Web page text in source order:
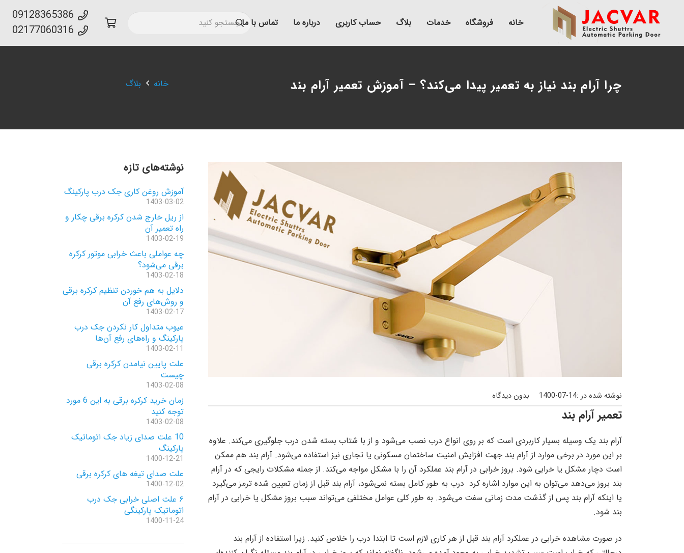
خانه فروشگاه خدمات بلاگ حساب کاربری درباره ما تماس با ما
09128365386
02177060316
چرا آرام بند نیاز به تعمیر پیدا می‌کند؟ – آموزش تعمیر آرام بند خانه بلاگ
نوشته شده در :1400-07-14 بدون دیدگاه
تعمیر آرام بند
آرام بند یک وسیله بسیار کاربردی است که بر روی انواع درب نصب می‌شود و از با شتاب بسته شدن درب جلوگیری می‌کند. علاوه
بر این مورد در برخی موارد از آرام بند جهت افزایش امنیت ساختمان مسکونی یا تجاری نیز استفاده می‌شود. آرام بند هم ممکن
است دچار مشکل یا خرابی شود‌. بروز خرابی در آرام بند عملکرد آن را با مشکل مواجه می‌کند. از جمله مشکلات رایجی که در آرام
بند بروز می‌دهد می‌توان به این موارد اشاره کرد درب به طور کامل بسته نمی‌شود، آرام بند قبل از زمان تعیین شده ترمز می‌گیرد
یا اینکه آرام بند پس از گذشت مدت زمانی سفت می‌شود. به طور کلی عوامل مختلفی می‌تواند سبب بروز مشکل یا خرابی در آرام
بند شود.
در صورت مشاهده خرابی در عملکرد آرام بند قبل از هر کاری لازم است تا ابتدا درب را خلاص کنید. زیرا استفاده از آرام بند
نوشته‌های تازه
آموزش روغن کاری جک درب پارکینگ
1403-03-02
از ریل خارج شدن کرکره برقی چکار و
راه تعمیر آن
1403-02-19
چه عواملی باعث خرابی موتور کرکره
برقی می‌شود؟
1403-02-18
دلایل به هم خوردن تنظیم کرکره برقی
و روش‌های رفع آن
1403-02-17
عیوب متداول کار نکردن جک درب
پارکینگ و راه‌های رفع آن‌ها
1403-02-11
علت پایین نیامدن کرکره برقی
چیست
1403-02-08
زمان خرید کرکره برقی به این 6 مورد
توجه کنید
1403-02-08
10 علت صدای زیاد جک اتوماتیک
پارکینگ
1400-12-21
علت صدای تیغه های کرکره برقی
1400-12-02
۶ علت اصلی خرابی جک درب
اتوماتیک پارکینگی
1400-11-24